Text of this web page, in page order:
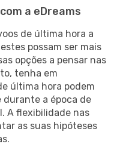
a eDreams
de última hora a
possam ser mais
opções a pensar nas
tenha em
última hora podem
durante a época de
A flexibilidade nas
as suas hipóteses